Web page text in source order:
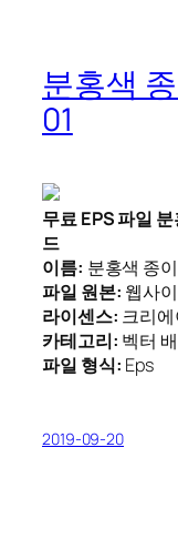
분홍색
01
무료 EPS 파일
드
이름: 분홍색 종
파일 원본: 웹사
라이센스: 크리
카테고리: 벡터
파일 형식: Eps
2019-09-20